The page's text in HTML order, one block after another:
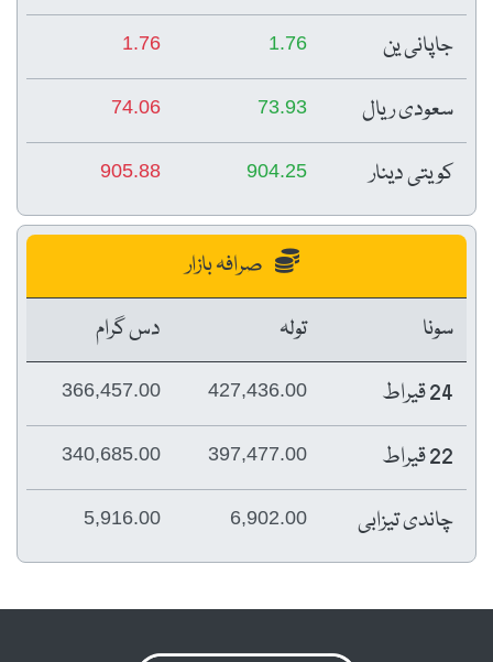
جاپانی ین 1.76
1.76
سعودی ریال 73.93
74.06
کویتی دینار 904.25
905.88
صرافہ بازار
سونا
تولہ
دس گرام
24 قیراط
427,436.00
366,457.00
22 قیراط 397,477.00
340,685.00
چاندی تیزابی 6,902.00
5,916.00